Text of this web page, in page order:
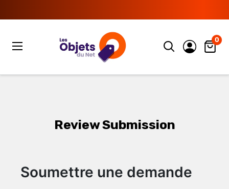
au
Lesobjetsdunet
0
Review Submission
Soumettre une demande